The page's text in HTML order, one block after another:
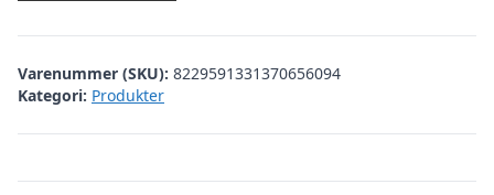
Varenummer (SKU): 8229591331370656094
Kategori: Produkter